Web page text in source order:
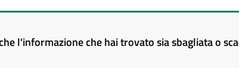
l'informazione che hai trovato sia sbagliata o